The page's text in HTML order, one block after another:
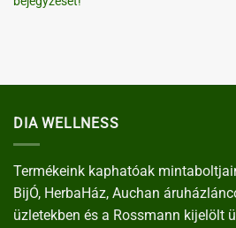
DIA WELLNESS
Termékeink kaphatóak
BijÓ, HerbaHáz, Auchan
üzletekben és a Rossmann kijelölt